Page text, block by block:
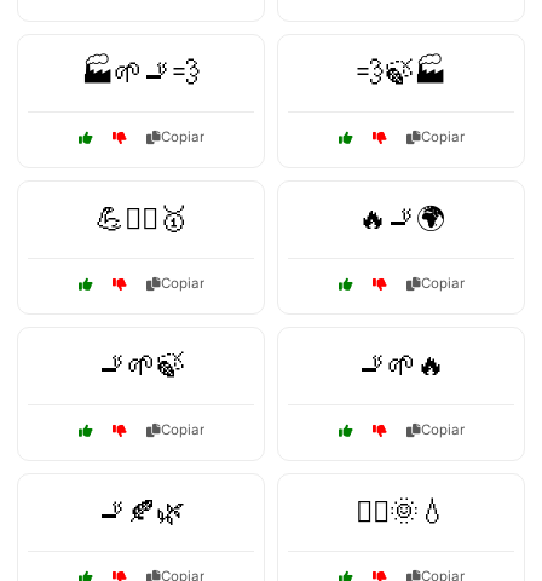
🏭🌱🚬💨
Copiar
💨🍃🏭
Copiar
💪🏋️‍♀️🥇
Copiar
🔥🚬🌍
Copiar
🚬🌱🍃
Copiar
🚬🌱🔥
Copiar
🚬🍂🌿
Copiar
🚴‍♀️🌞💧
Copiar